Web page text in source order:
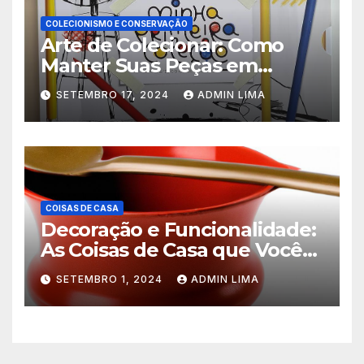
COLECIONISMO E CONSERVAÇÃO
Arte de Colecionar: Como
Manter Suas Peças em
Perfeito Estado!
SETEMBRO 17, 2024 ADMIN LIMA
COISAS DE CASA
Decoração e Funcionalidade:
As Coisas de Casa que Você
Não Pode Deixar de Ter!
SETEMBRO 1, 2024 ADMIN LIMA